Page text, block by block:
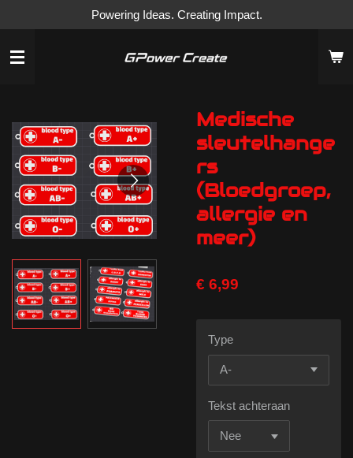
direct
naar
de
Powering Ideas. Creating Impact.
Medische
sleutelhange
rs
(Bloedgroep,
allergie en
meer)
€ 6,99
Type
Tekst achteraan